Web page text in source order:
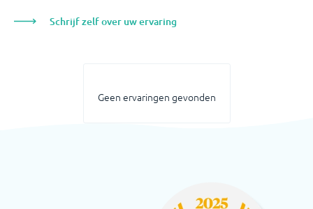
Schrijf zelf over uw ervaring
Geen ervaringen gevonden